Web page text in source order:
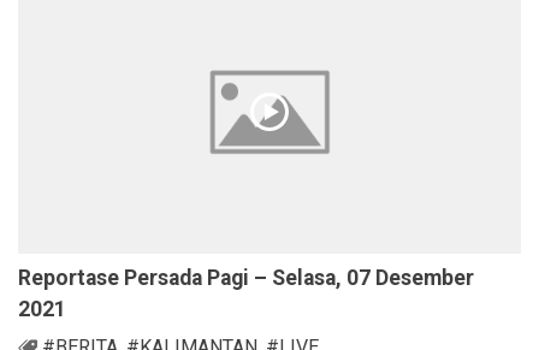
Reportase Persada Pagi – Selasa, 07 Desember
2021